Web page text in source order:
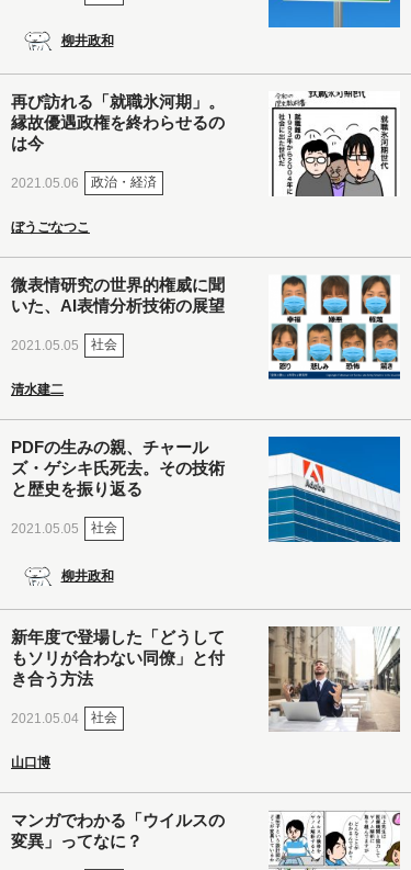
柳井政和
再び訪れる「就職氷河期」。
縁故優遇政権を終わらせるの
は今
2021.05.06 政治・経済
ぼうごなつこ
微表情研究の世界的権威に聞
いた、AI表情分析技術の展望
2021.05.05 社会
清水建二
PDFの生みの親、チャール
ズ・ゲシキ氏死去。その技術
と歴史を振り返る
2021.05.05 社会
柳井政和
新年度で登場した「どうして
もソリが合わない同僚」と付
き合う方法
2021.05.04 社会
山口博
マンガでわかる「ウイルスの
変異」ってなに？